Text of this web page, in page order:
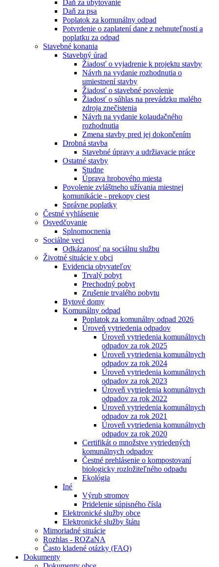
Daň za ubytovanie
Daň za psa
Poplatok za komunálny odpad
Potvrdenie o zaplatení dane z nehnuteľnosti a
poplatku za odpad
Stavebné konania
Stavebný úrad
Žiadosť o vyjadrenie k projektu stavby
Návrh na vydanie rozhodnutia o
umiestnení stavby
Žiadosť o stavebné povolenie
Žiadosť o súhlas na prevádzku malého
zdroja znečistenia
Návrh na vydanie kolaudačného
rozhodnutia
Zmena stavby pred jej dokončením
Drobná stavba
Stavebné úpravy a udržiavacie práce
Ostatné stavby
Studne
Úprava hrobového miesta
Povolenie zvláštneho užívania miestnej
komunikácie - prekopy ciest
Správne poplatky
Čestné vyhlásenie
Osvedčovanie
Splnomocnenia
Sociálne veci
Odkázanosť na sociálnu službu
Životné situácie v obci
Evidencia obyvateľov
Trvalý pobyt
Prechodný pobyt
Zrušenie trvalého pobytu
Bytové domy
Komunálny odpad
Poplatok za komunálny odpad 2026
Úroveň vytriedenia odpadov
Úroveň vytriedenia komunálnych
odpadov za rok 2025
Úroveň vytriedenia komunálnych
odpadov za rok 2024
Úroveň vytriedenia komunálnych
odpadov za rok 2023
Úroveň vytriedenia komunálnych
odpadov za rok 2022
Úroveň vytriedenia komunálnych
odpadov za rok 2021
Úroveň vytriedenia komunálnych
odpadov za rok 2020
Certifikát o množstve vytriedených
komunálnych odpadov
Čestné prehlásenie o kompostovaní
biologicky rozložiteľného odpadu
Ekológia
Iné
Výrub stromov
Pridelenie súpisného čísla
Elektronické služby obce
Elektronické služby štátu
Mimoriadné situácie
Rozhlas - ROZaNA
Často kladené otázky (FAQ)
Dokumenty